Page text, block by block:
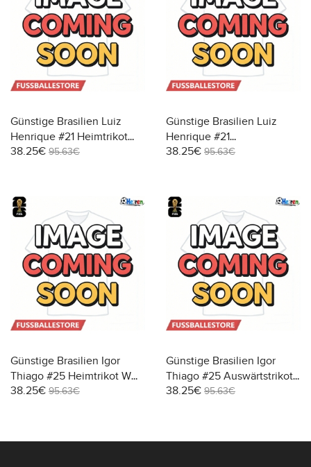
Günstige Brasilien Luiz
Henrique #21 Heimtrikot
WM 2026 Kurzarm
38.25€ 95.63€
Günstige Brasilien Luiz
Henrique #21
Auswärtstrikot WM 2026
38.25€ 95.63€
Günstige Brasilien Igor
Thiago #25 Heimtrikot WM
2026 Kurzarm
38.25€ 95.63€
Günstige Brasilien Igor
Thiago #25 Auswärtstrikot
WM 2026 Kurzarm
38.25€ 95.63€